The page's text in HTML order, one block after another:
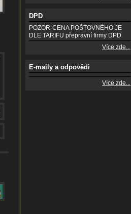
DPD
POZOR-CENA POŠTOVNÉHO JE
DLE TARIFU přepravní firmy DPD
Více zde...
E-maily a odpovědi
Více zde...